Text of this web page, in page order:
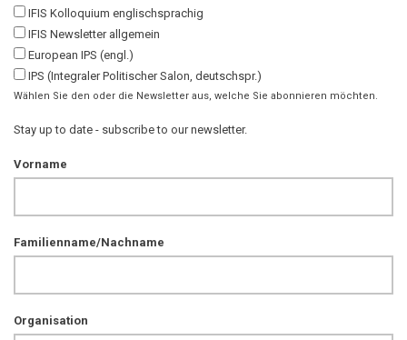
IFIS Kolloquium englischsprachig
IFIS Newsletter allgemein
European IPS (engl.)
IPS (Integraler Politischer Salon, deutschspr.)
Wählen Sie den oder die Newsletter aus, welche Sie abonnieren möchten.
Stay up to date - subscribe to our newsletter.
Vorname
Familienname/Nachname
Organisation